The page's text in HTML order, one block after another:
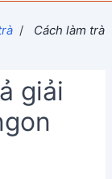
/
Cách làm trà
giải